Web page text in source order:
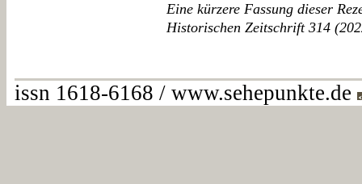
Eine kürzere Fassung dieser
Historischen Zeitschrift 314
issn 1618-6168 / www.sehepunkte.de